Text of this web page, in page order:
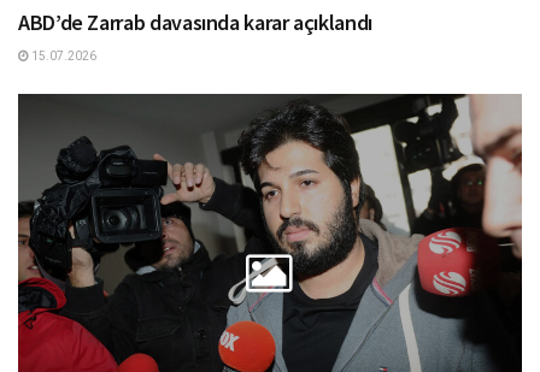
ABD’de Zarrab davasında karar açıklandı
15.07.2026